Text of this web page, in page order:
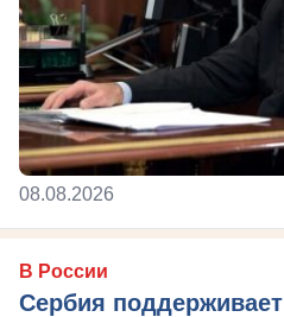
08.08.2026
В России
Сербия